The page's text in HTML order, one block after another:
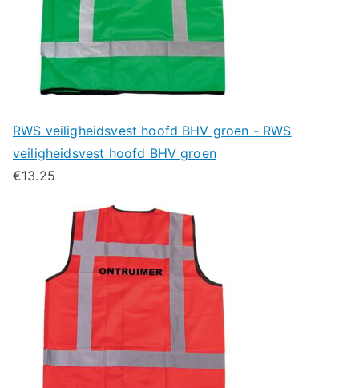
RWS veiligheidsvest hoofd BHV groen - RWS
veiligheidsvest hoofd BHV groen
€13.25